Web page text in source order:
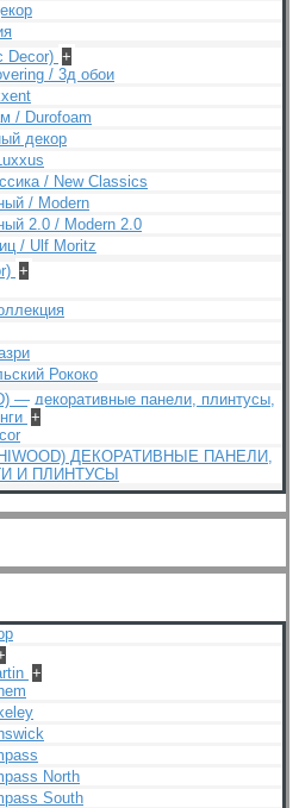
Decor) +
/ 3д обои
/ Durofoam
декор
/ New Classics
/ Modern
2.0 / Modern 2.0
/ Ulf Moritz
+
Рококо
— декоративные панели, плинтусы,
+
ДЕКОРАТИВНЫЕ ПАНЕЛИ,
И ПЛИНТУСЫ
+
North
South